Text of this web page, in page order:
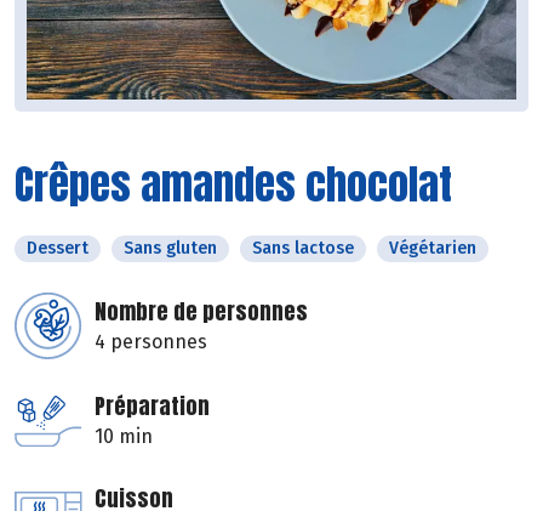
Crêpes amandes chocolat
Dessert Sans gluten Sans lactose Végétarien
Nombre de personnes
4 personnes
Préparation
10 min
Cuisson